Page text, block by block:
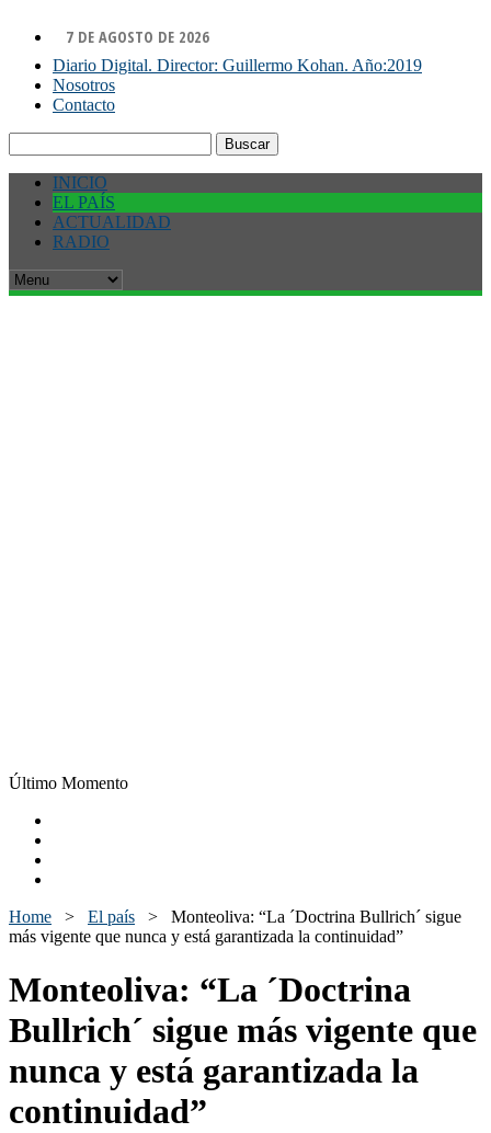
7 DE AGOSTO DE 2026
Diario Digital. Director: Guillermo Kohan. Año:2019
Nosotros
Contacto
INICIO
EL PAÍS
ACTUALIDAD
RADIO
Último Momento
Home > El país > Monteoliva: “La ´Doctrina Bullrich´ sigue
más vigente que nunca y está garantizada la continuidad”
Monteoliva: “La ´Doctrina
Bullrich´ sigue más vigente que
nunca y está garantizada la
continuidad”